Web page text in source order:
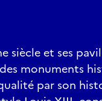
siècle et ses
monuments
par son